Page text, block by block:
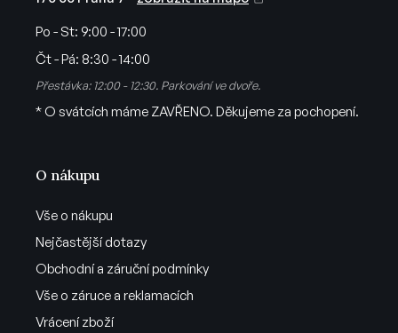
u
O nákupu
Vše o nákupu
Nejčastější dotazy
Obchodní a záruční podmínky
Vše o záruce a reklamacích
Vrácení zboží
Po - St: 9:00 - 17:00
Čt - Pá: 8:30 - 14:00
Přestávka: 12:00 - 12:30. Parkování ve dvoře.
* O svátcích máme ZAVŘENO. Děkujeme za pochopení.